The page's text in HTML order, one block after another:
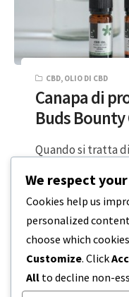
CBD, OLIO DI CBD
Canapa di
Buds Bounty
Quando si tratta
ovest degli Stati
2 MINUTI DI LETTURA
We respect
Cookies help us
personalized
choose which
Customize. Click
All to decline non-